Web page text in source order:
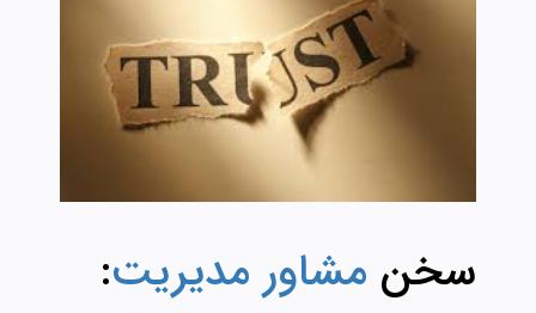
سخن مشاور مدیریت: